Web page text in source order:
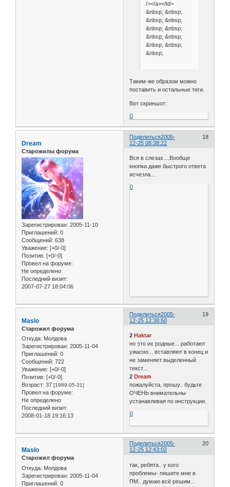
/></a></td>
&nbsp; &nbsp;
&nbsp; &nbsp;
&nbsp; &nbsp;
&nbsp; &nbsp;
&nbsp; &nbsp;
&nbsp;
Таким-же образом можно
поставить и остальные теги.
Вот скриншот:
0
Поделиться 18
2005-
12-25 08:38:22
Dream
Старожилы форума
Зарегистрирован: 2005-11-10
Приглашений: 0
Сообщений: 638
Уважение: [+0/-0]
Позитив: [+0/-0]
Провел на форуме:
Не определено
Последний визит:
2007-07-27 18:04:06
Вся в слезах....Вообще
кнопка даже быстрого ответа
исчезла...
0
Поделиться 19
2005-
12-25 12:38:50
Maslo
Старожил форума
Откуда: Молдова
Зарегистрирован: 2005-11-04
Приглашений: 0
Сообщений: 722
Уважение: [+0/-0]
Позитив: [+0/-0]
Возраст: 37 [1989-05-31]
Провел на форуме:
Не определено
Последний визит:
2008-01-18 19:16:13
2 Haktar
но это их родные... работают
ужасно... вставляют в конец и
не заменяет выделенный
текст...
2 Dream
пожалуйста, прошу.. будьте
ОЧЕНЬ внимательны
устанавливая по инструкции.
0
Поделиться 20
2005-
12-25 12:43:02
Maslo
Старожил форума
Откуда: Молдова
Зарегистрирован: 2005-11-04
Приглашений: 0
так, ребята.. у кого
проблемы- пишите мне в
ПМ.. думаю всё решим...